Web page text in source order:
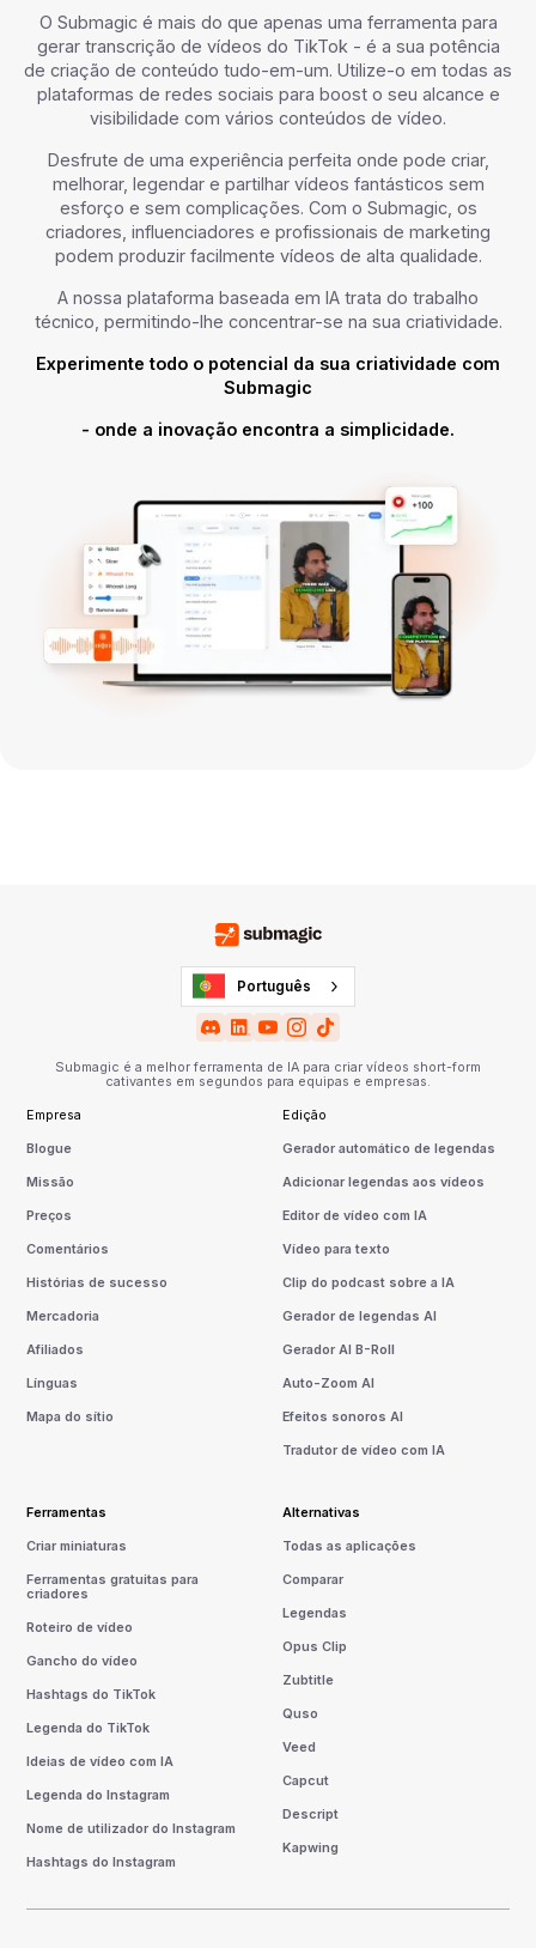
O Submagic é mais do que apenas uma ferramenta para
gerar transcrição de vídeos do TikTok - é a sua potência
de criação de conteúdo tudo-em-um. Utilize-o em todas as
plataformas de redes sociais para boost o seu alcance e
visibilidade com vários conteúdos de vídeo.
Desfrute de uma experiência perfeita onde pode criar,
melhorar, legendar e partilhar vídeos fantásticos sem
esforço e sem complicações. Com o Submagic, os
criadores, influenciadores e profissionais de marketing
podem produzir facilmente vídeos de alta qualidade.
A nossa plataforma baseada em IA trata do trabalho
técnico, permitindo-lhe concentrar-se na sua criatividade.
Experimente todo o potencial da sua criatividade com
Submagic
- onde a inovação encontra a simplicidade.
Português
Submagic é a melhor ferramenta de IA para criar vídeos short-form
cativantes em segundos para equipas e empresas.
Empresa
Blogue
Missão
Preços
Comentários
Histórias de sucesso
Mercadoria
Afiliados
Línguas
Mapa do sítio
Edição
Gerador automático de legendas
Adicionar legendas aos vídeos
Editor de vídeo com IA
Vídeo para texto
Clip do podcast sobre a IA
Gerador de legendas AI
Gerador AI B-Roll
Auto-Zoom AI
Efeitos sonoros AI
Tradutor de vídeo com IA
Ferramentas
Criar miniaturas
Ferramentas gratuitas para
criadores
Roteiro de vídeo
Gancho do vídeo
Hashtags do TikTok
Legenda do TikTok
Ideias de vídeo com IA
Legenda do Instagram
Nome de utilizador do Instagram
Hashtags do Instagram
Alternativas
Todas as aplicações
Comparar
Legendas
Opus Clip
Zubtitle
Quso
Veed
Capcut
Descript
Kapwing